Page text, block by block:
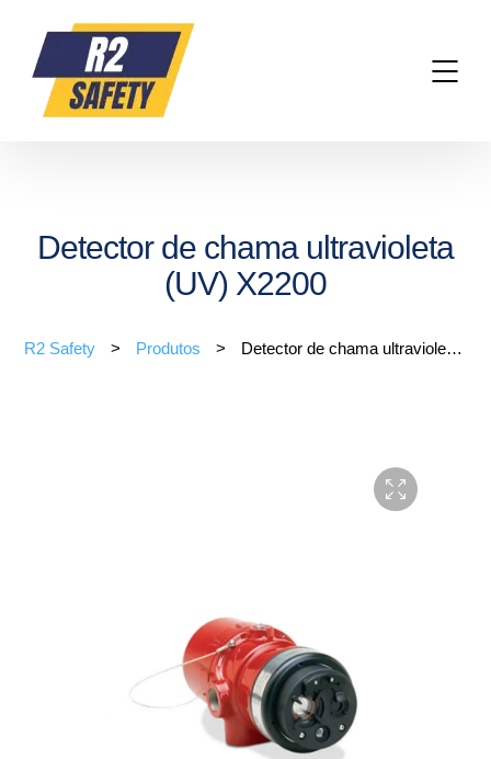
Detector de chama ultravioleta
(UV) X2200
R2 Safety > Produtos > Detector de chama ultravioleta (UV) X2200